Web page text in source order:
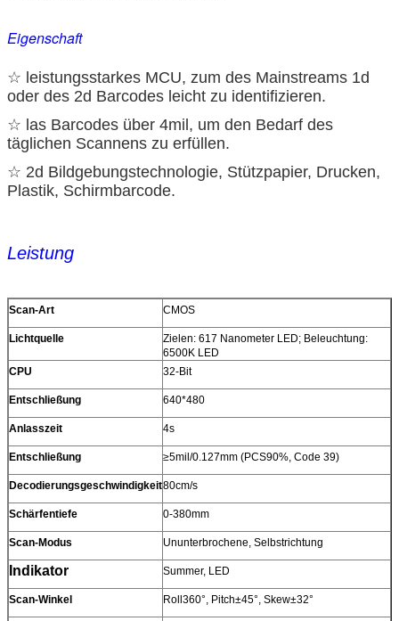
Eigenschaft
☆ leistungsstarkes MCU, zum des Mainstreams 1d
oder des 2d Barcodes leicht zu identifizieren.
☆ las Barcodes über 4mil, um den Bedarf des
täglichen Scannens zu erfüllen.
☆ 2d Bildgebungstechnologie, Stützpapier, Drucken,
Plastik, Schirmbarcode.
Leistung
Scan-Art CMOS
Lichtquelle
Zielen: 617 Nanometer LED; Beleuchtung:
6500K LED
CPU
32-Bit
Entschließung 640*480
Anlasszeit 4s
Entschließung ≥5mil/0.127mm (PCS90%, Code 39)
Decodierungsgeschwindigkeit80cm/s
Schärfentiefe 0-380mm
Scan-Modus Ununterbrochene, Selbstrichtung
Indikator Summer, LED
Scan-Winkel Roll360°, Pitch±45°, Skew±32°